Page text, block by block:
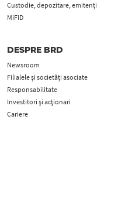
Custodie, depozitare, emitenți
MiFID
DESPRE BRD
Newsroom
Filialele și societăți asociate
Responsabilitate
Investitori și acționari
Cariere